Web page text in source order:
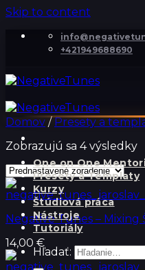
Skip to content
+421949688690
One on One
Presety a Templaty
Kurzy
Štúdiová práca
Nástroje
Tutoriály
Hľadať:
Domov / Presety a
Zobrazujú sa 4 výsledky
Negative Tunes – Mixing
14,00 €